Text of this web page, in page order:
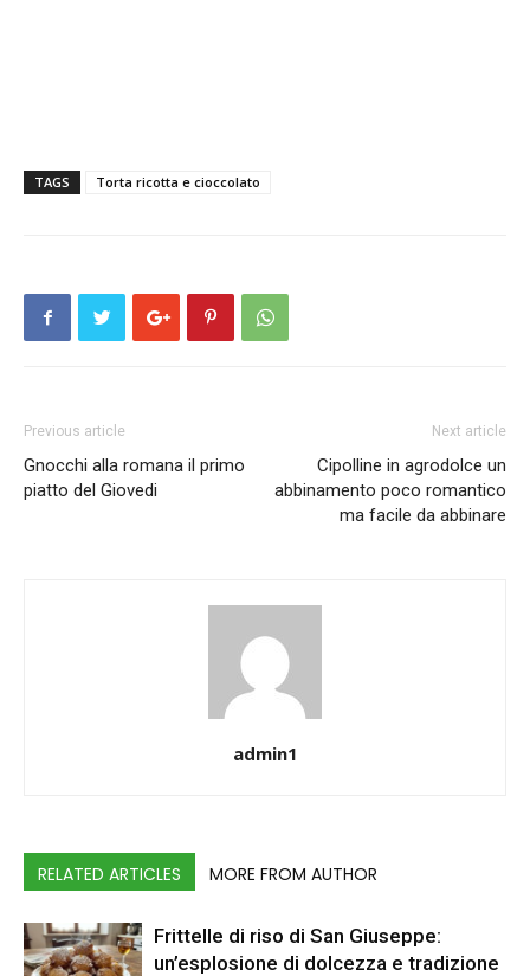
TAGS Torta ricotta e cioccolato
Previous article
Gnocchi alla romana il primo
piatto del Giovedi
Next article
Cipolline in agrodolce un
abbinamento poco romantico
ma facile da abbinare
admin1
RELATED ARTICLES MORE FROM AUTHOR
Frittelle di riso di San Giuseppe:
un’esplosione di dolcezza e tradizione